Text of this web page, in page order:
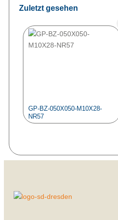
Zuletzt gesehen
GP-BZ-050X050-M10X28-
NR57